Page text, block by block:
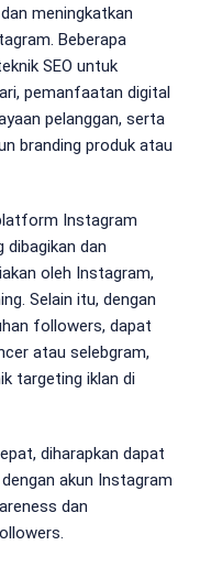
meningkatkan
Beberapa
SEO untuk
pemanfaatan digital
pelanggan, serta
branding produk atau
Instagram
dibagikan dan
oleh Instagram,
Selain itu, dengan
followers, dapat
atau selebgram,
targeting iklan di
diharapkan dapat
akun Instagram
dan